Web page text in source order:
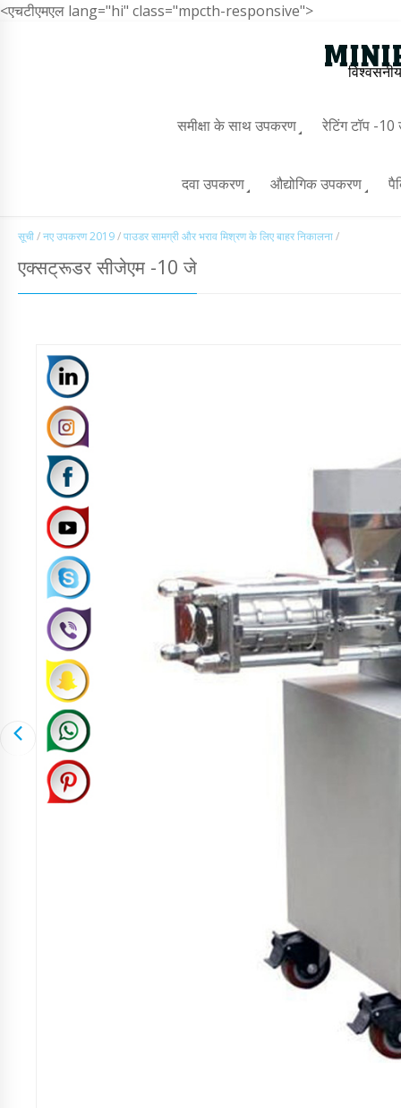
<एचटीएमएल lang="hi" class="mpcth-responsive">
समीक्षा के साथ उपकरण रेटिंग टॉप -
दवा उपकरण औद्योगिक उपकरण
सूची/नए उपकरण 2019/पाउडर सामग्री और भराव मिश्रण के लिए बाहर निकालना/
एक्सट्रूडर सीजेएम -10 जे